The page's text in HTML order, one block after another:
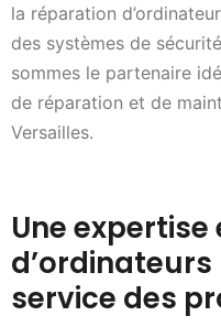
la réparation
des systèmes de
sommes le partenaire
de réparation et de
Versailles.
Une
service des